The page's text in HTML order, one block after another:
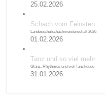
25.02.2026
Schach vom Feinsten
Landesschulschachmeisterschaft 2026
01.02.2026
Tanz und so viel mehr
Glanz, Rhythmus und viel Tanzfreude
31.01.2026